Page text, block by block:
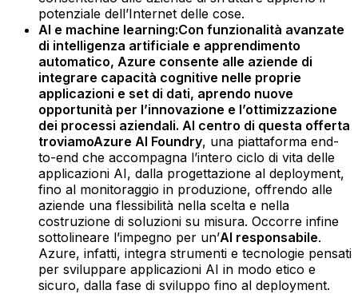
potenziale dell’Internet delle cose.‍
AI e machine learning:Con funzionalità avanzate
di intelligenza artificiale e apprendimento
automatico, Azure consente alle aziende di
integrare capacità cognitive nelle proprie
applicazioni e set di dati, aprendo nuove
opportunità per l’innovazione e l’ottimizzazione
dei processi aziendali. Al centro di questa offerta
troviamoAzure AI Foundry, una piattaforma end-
to-end che accompagna l’intero ciclo di vita delle
applicazioni AI, dalla progettazione al deployment,
fino al monitoraggio in produzione, offrendo alle
aziende una flessibilità nella scelta e nella
costruzione di soluzioni su misura. Occorre infine
sottolineare l’impegno per un’AI responsabile.
Azure, infatti, integra strumenti e tecnologie pensati
per sviluppare applicazioni AI in modo etico e
sicuro, dalla fase di sviluppo fino al deployment.